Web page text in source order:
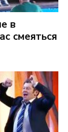
в
смеяться